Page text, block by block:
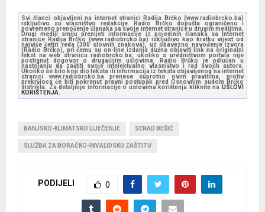
Svi članci objavljeni na internet stranici Radija Brčko (www.radiobrcko.ba)
isključivo su vlasništvo redakcije. Radio Brčko dopušta ograničeno i
povremeno prenošenje članaka sa svoje internet stranice u drugim medijima.
Drugi mediji smiju prenijeti informacije iz pojedinih članaka sa Internet
stranice Radija Brčko (www.radiobrcko.ba) isključivo kao kratku vijest od
najviše četiri reda (300 slovnih znakova), uz obavezno navođenje izvora
(Radio Brčko), pri čemu su on-line izdanja dužna objaviti link na originalni
tekst na web stranicu radiobrcko.ba, ukoliko s uredništvom portala nije
postignut dogovor o drugačijim uslovima. Radio Brčko je odlučan u
nastojanju da zaštiti svoje intelektualno vlasništvo i rad svojih autora.
Ukoliko se bilo koji dio teksta ili informacija iz teksta objavljenog na internet
stranici www.radiobrcko.ba prenese suprotno ovim pravilima, protiv
prekršioca će biti pokrenut pravni postupak pred Osnovnim sudom Brčko
distrikta. Za detaljnije informacije o uslovima korištenja kliknite na USLOVI
KORIŠTENJA.
BANJSKO-KLIMATSKO LIJEČENJE SENAD BEŠIĆ
SLUŽBA ZA BORAČKO-INVALIDSKU ZAŠTITU
PODIJELI 0